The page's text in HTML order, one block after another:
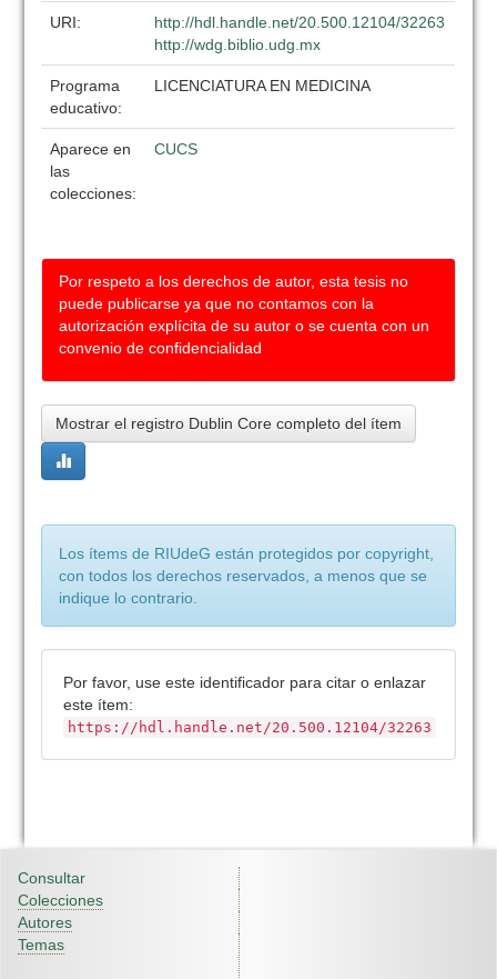
URI:
http://hdl.handle.net/20.500.12104/32263
http://wdg.biblio.udg.mx
Programa
educativo:
LICENCIATURA EN MEDICINA
Aparece en
las
colecciones:
CUCS
Por respeto a los derechos de autor, esta tesis no
puede publicarse ya que no contamos con la
autorización explícita de su autor o se cuenta con un
convenio de confidencialidad
Mostrar el registro Dublin Core completo del ítem
Los ítems de RIUdeG están protegidos por copyright,
con todos los derechos reservados, a menos que se
indique lo contrario.
Por favor, use este identificador para citar o enlazar
este ítem:
https://hdl.handle.net/20.500.12104/32263
Consultar
Colecciones
Autores
Temas